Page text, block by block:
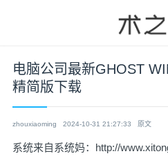
电脑公司最新GHOST
精简版下载
zhouxiaoming 2024-10-31 21:27:33 原文
系统来自系统妈： http://